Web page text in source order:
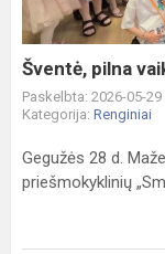
Šventė, pilna
Paskelbta: 2026-05-29
Kategorija: Renginiai
Gegužės 28 d.
priešmokyklinių